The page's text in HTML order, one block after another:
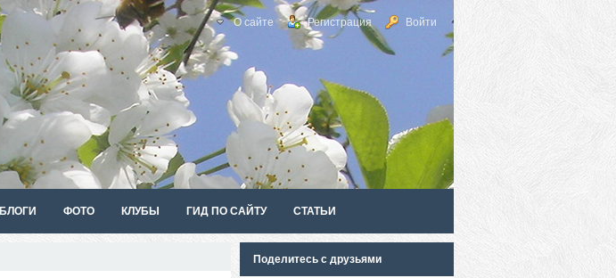
О сайте Регистрация Войти
БЛОГИ ФОТО КЛУБЫ ГИД ПО САЙТУ СТАТЬИ
Поделитесь с друзьями